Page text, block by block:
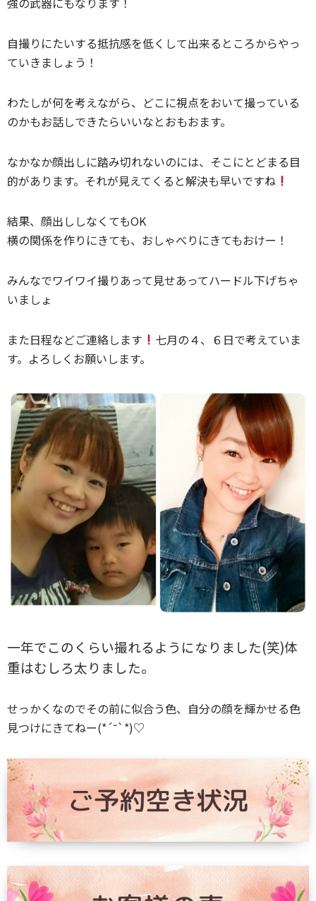
自撮りにたいする抵抗感を低くして出来るところからやっ
ていきましょう！
わたしが何を考えながら、どこに視点をおいて撮っている
のかもお話しできたらいいなとおもおます。
なかなか顔出しに踏み切れないのには、そこにとどまる目
的があります。それが見えてくると解決も早いですね
結果、顔出ししなくてもOK
横の関係を作りにきても、おしゃべりにきてもおけー！
みんなでワイワイ撮りあって見せあってハードル下げちゃ
いましょ
また日程などご連絡します
七月の４、６日で考えていま
す。よろしくお願いします。
一年でこのくらい撮れるようになりました(笑)体
重はむしろ太りました。
せっかくなのでその前に似合う色、自分の顔を輝かせる色
見つけにきてねー(*´˘`*)♡